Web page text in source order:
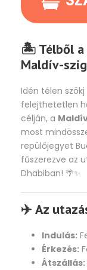
🏝️ Télből a
Maldív-
Idén télen
felejthetetlen
célján, a
most
repülőjegyet
fűszerezve az
Dhabiban! 🌴✨
✈️ Az
Indulás:
Érkezés:
Átszállás: